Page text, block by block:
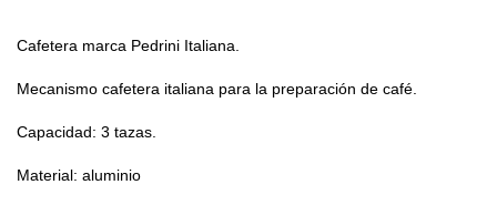
Cafetera marca Pedrini Italiana.
Mecanismo cafetera italiana para la preparación de café.
Capacidad: 3 tazas.
Material: aluminio